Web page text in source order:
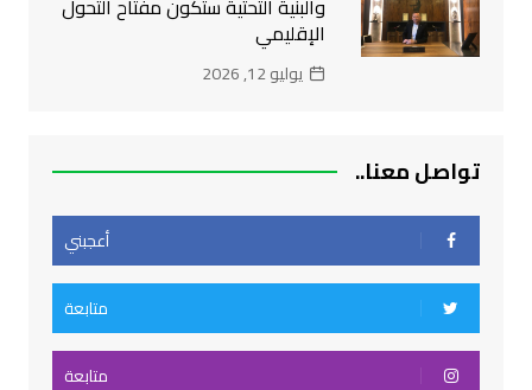
الإقليمي
يوليو 12, 2026
تواصل معنا..
أعجبني
متابعة
متابعة